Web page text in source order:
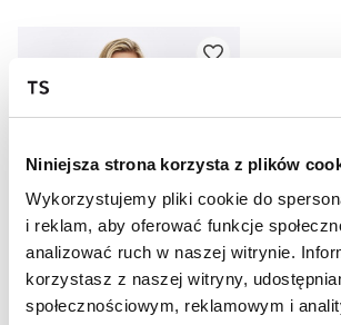
Niniejsza strona korzysta z plików
Wykorzystujemy pliki cookie do
i reklam, aby oferować funkcje
analizować ruch w naszej witrynie.
korzystasz z naszej witryny,
społecznościowym, reklamowym i
SALE
HOT